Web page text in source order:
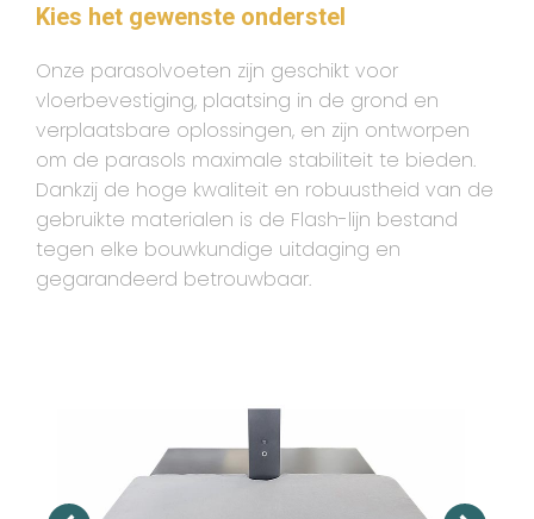
Kies het gewenste onderstel
Onze parasolvoeten zijn geschikt voor
vloerbevestiging, plaatsing in de grond en
verplaatsbare oplossingen, en zijn ontworpen
om de parasols maximale stabiliteit te bieden.
Dankzij de hoge kwaliteit en robuustheid van de
gebruikte materialen is de Flash-lijn bestand
tegen elke bouwkundige uitdaging en
gegarandeerd betrouwbaar.